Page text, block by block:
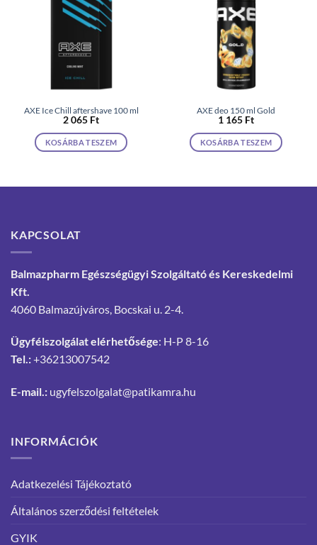
AXE Ice Chill aftershave 100 ml
2 065 Ft
KOSÁRBA TESZEM
AXE deo 150 ml Gold
1 165 Ft
KOSÁRBA TESZEM
KAPCSOLAT
Balmazpharm Egészségügyi Szolgáltató és Kereskedelmi
Kft.
4060 Balmazújváros, Bocskai u. 2-4.
Ügyfélszolgálat elérhetősége: H-P 8-16
Tel.:+36213007542
E-mail.: ugyfelszolgalat@patikamra.hu
INFORMÁCIÓK
Adatkezelési Tájékoztató
Általános szerződési feltételek
GYIK